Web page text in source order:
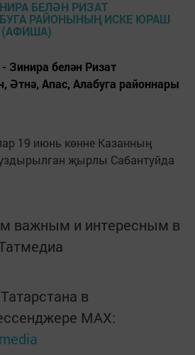
белән Ризат
Әтнә, Апас, Алабуга районнары
19 июнь көнне Казанның
җырлы Сабантуйда
важным и интересным в
в
MАХ: